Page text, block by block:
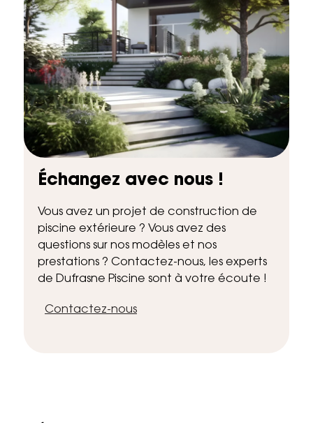
Échangez avec nous !
Vous avez un projet de construction de
piscine extérieure ? Vous avez des
questions sur nos modèles et nos
prestations ? Contactez-nous, les experts
de Dufrasne Piscine sont à votre écoute !
Contactez-nous